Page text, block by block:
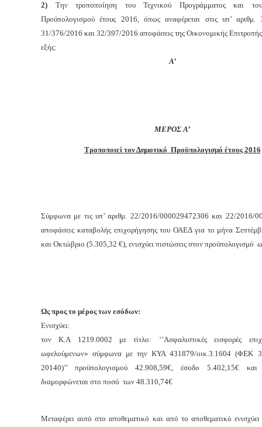
2) Τηντροποποίηση του Τεχνικού Προγράμματος και
Προϋπολογισμού έτους 2016, όπως αναφέρεται στις υπ’ αριθμ.
31/376/2016 και 32/397/2016 αποφάσεις της Οικονομικής
εξής:
Α’
ΜΕΡΟΣ Α’
Τροποποιείτον Δημοτικό Προϋπολογισμό έτους 2016
Σύμφωνα με τις υπ’ αριθμ. 22/2016/000029472306 και 22/2016/
αποφάσεις καταβολής επιχορήγησης του ΟΑΕΔ για το μήνα
και Οκτώβριο (5.305,32 €), ενισχύει πιστώσεις στον προϋπολογισμό
Ως προς το μέρος των εσόδων:
Ενισχύει:
τον Κ.Α 1219.0002 με τίτλο: ‘’Ασφαλιστικές εισφορές
ωφελούμενων» σύμφωνα με την ΚΥΑ 431879/οικ.3.1604 (ΦΕΚ
20140)’’ προϋπολογισμού 42.908,59€, έσοδο 5.402,15€
διαμορφώνεται στο ποσό των 48.310,74€
Μεταφέρει αυτό στο αποθεματικό και από το αποθεματικό